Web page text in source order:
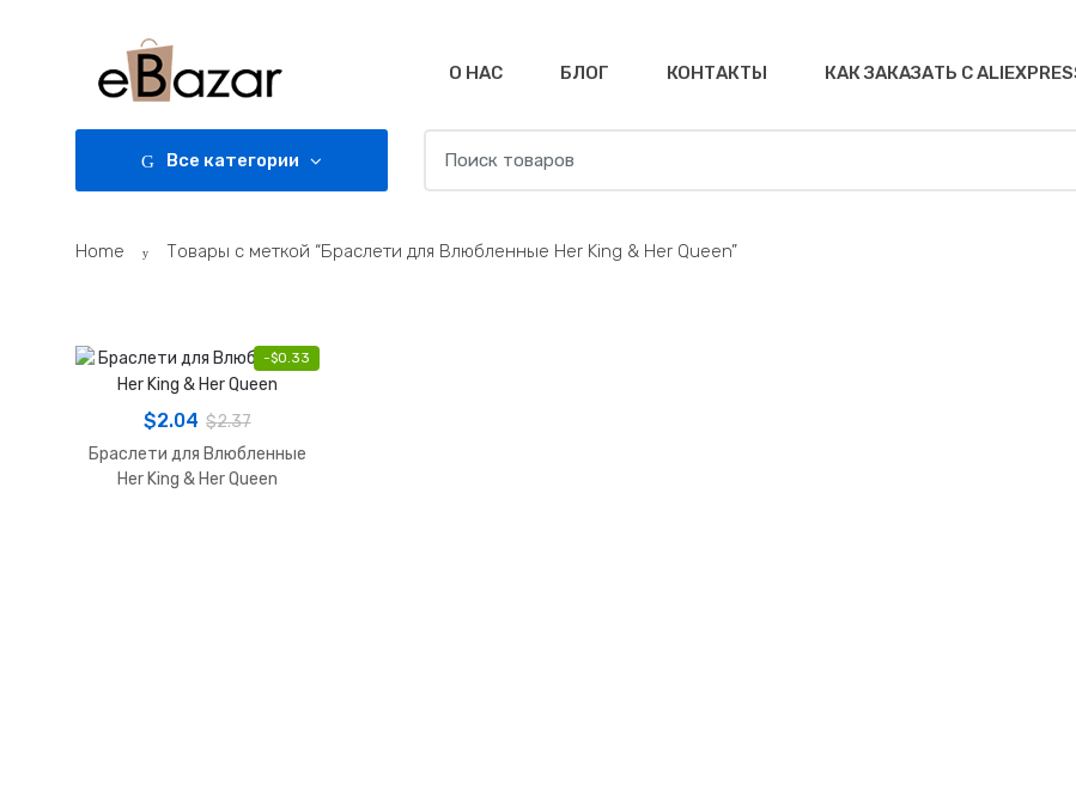
О НАС БЛОГ КОНТАКТЫ КАК ЗАКАЗАТЬ С
Все категории
for:
Home Товары с меткой “Браслети для Влюбленные Her King & Her Queen”
-$0.33
$2.04 $2.37
Браслети для Влюбленные
Her King & Her Queen